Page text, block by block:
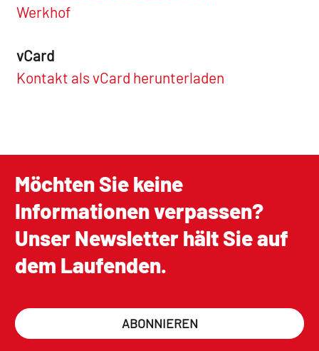
Werkhof
vCard
Kontakt als vCard herunterladen
Möchten Sie keine
Informationen verpassen?
Unser Newsletter hält Sie auf
dem Laufenden.
ABONNIEREN